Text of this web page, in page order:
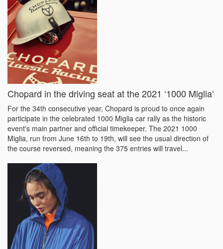
Chopard in the driving seat at the 2021 ‘1000 Miglia’
For the 34th consecutive year, Chopard is proud to once again
participate in the celebrated 1000 Miglia car rally as the historic
event's main partner and official timekeeper. The 2021 1000
Miglia, run from June 16th to 19th, will see the usual direction of
the course reversed, meaning the 375 entries will travel...